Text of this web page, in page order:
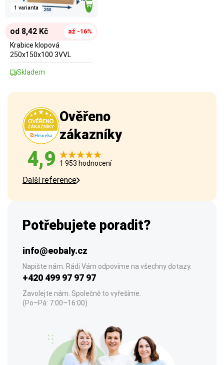
1 varianta
od 8,42 Kč až -16%
Krabice klopová
250x150x100 3VVL
Skladem
Ověřeno
zákazníky
4,9 1 953 hodnocení
Další reference
Potřebujete poradit?
info@eobaly.cz
Napište nám. Rádi Vám odpovíme na všechny dotazy.
+420 499 97 97 97
Zavolejte nám. Společně to vyřešíme.
(Po–Pá: 7:00–16:00)